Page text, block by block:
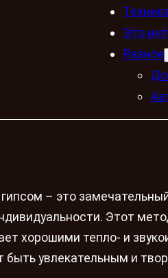
Это
Разное
– это
Этот
хорошими тепло- и
быть увлекательным и